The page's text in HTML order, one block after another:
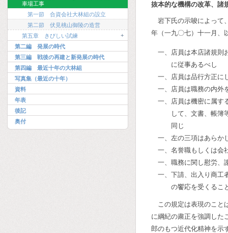
車場工事
第一節 合資会社大林組の設立
第二節 伏見桃山御陵の造営
第五章 きびしい試練
+
第二編 発展の時代
第三編 戦後の再建と新発展の時代
第四編 最近十年の大林組
写真集（最近の十年）
資料
年表
後記
奥付
抜本的な機構の改革、諸
岩下氏の示唆によって
年（一九〇七）十一月、
一、店員は本店諸規則
に従事あるべし
一、店員は品行方正に
一、店員は職務の内外
一、店員は機密に属す
して、文書、帳簿
同じ
一、左の三項はあらか
一、名誉職もしくは会
一、職務に関し慰労、
一、下請、出入り商工
の饗応を受くるこ
この規定は表現のこと
に綱紀の粛正を強調した
郎のもつ近代化精神を示